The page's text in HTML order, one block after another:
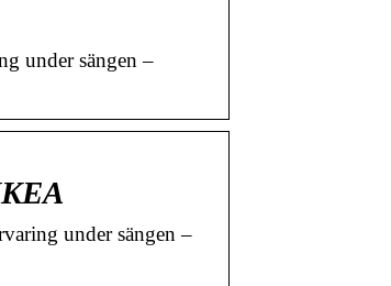
under sängen –
under sängen –